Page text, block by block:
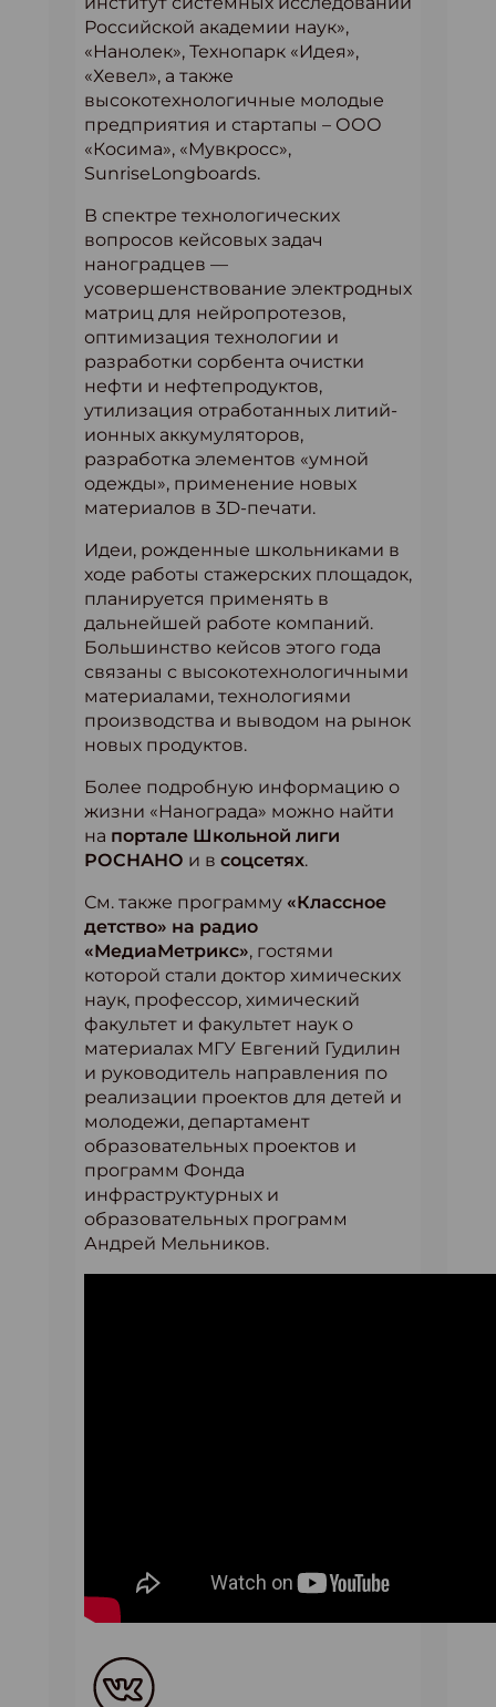
Российской академии наук»,
«Нанолек», Технопарк «Идея»,
«Хевел», а также
высокотехнологичные молодые
предприятия и стартапы – ООО
«Косима», «Мувкросс»,
SunriseLongboards.
В спектре технологических
вопросов кейсовых задач
наноградцев —
усовершенствование электродных
матриц для нейропротезов,
оптимизация технологии и
разработки сорбента очистки
нефти и нефтепродуктов,
утилизация отработанных литий-
ионных аккумуляторов,
разработка элементов «умной
одежды», применение новых
материалов в 3D-печати.
Идеи, рожденные школьниками в
ходе работы стажерских площадок,
планируется применять в
дальнейшей работе компаний.
Большинство кейсов этого года
связаны с высокотехнологичными
материалами, технологиями
производства и выводом на рынок
новых продуктов.
Более подробную информацию о
жизни «Нанограда» можно найти
на портале Школьной лиги
РОСНАНО и в соцсетях.
См. также программу «Классное
детство» на радио
«МедиаМетрикс», гостями
которой стали доктор химических
наук, профессор, химический
факультет и факультет наук о
материалах МГУ Евгений Гудилин
и руководитель направления по
реализации проектов для детей и
молодежи, департамент
образовательных проектов и
программ Фонда
инфраструктурных и
образовательных программ
Андрей Мельников.